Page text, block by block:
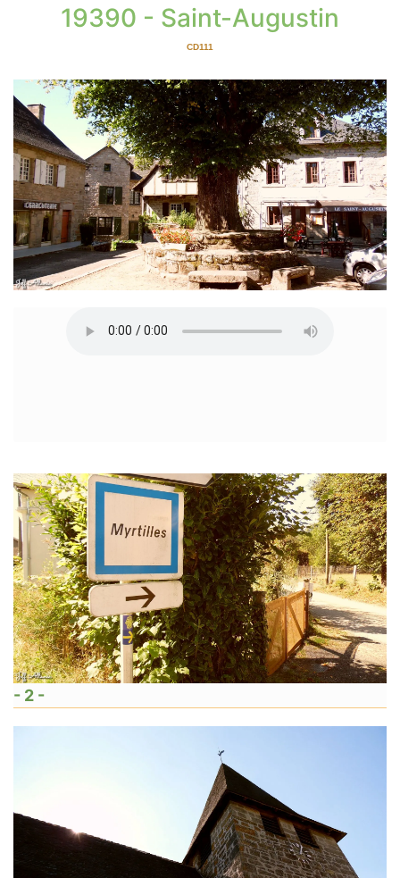
19390 - Saint-Augustin
CD111
- 2 -